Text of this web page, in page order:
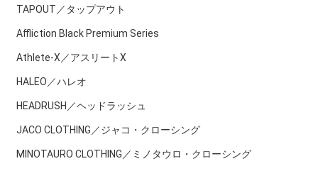
TAPOUT／タップアウト
Affliction Black Premium Series
Athlete-X／アスリートX
HALEO／ハレオ
HEADRUSH／ヘッドラッシュ
JACO CLOTHING／ジャコ・クローシング
MINOTAURO CLOTHING／ミノタウロ・クローシング